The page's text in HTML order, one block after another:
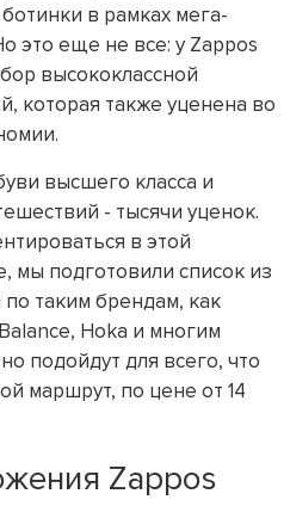
в рамках мега-
это еще не все: у Zappos
высококлассной
которая также уценена во
высшего класса и
- тысячи уценок.
в этой
мы подготовили список из
таким брендам, как
Hoka и многим
подойдут для всего, что
маршрут, по цене от 14
Zappos